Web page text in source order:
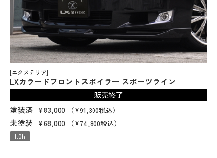
[エクステリア]
LXカラードフロントスポイラー スポーツライン
販売終了
塗装済 ¥83,000 （¥91,300税込）
未塗装 ¥68,000 （¥74,800税込）
1.0h